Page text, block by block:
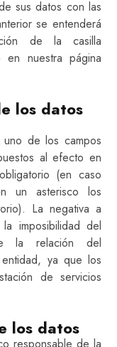
sus datos con las
se entenderá
de la casilla
en nuestra página
los datos
de los campos
al efecto en
(en caso
un asterisco los
La negativa a
imposibilidad del
la relación del
ya que los
de servicios
los datos